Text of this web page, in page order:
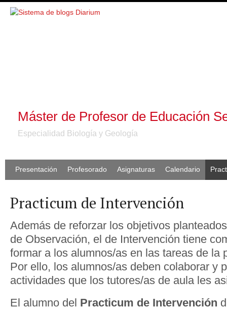
Máster de Profesor de Educación
Especialidad Biología y Geología
Presentación Profesorado Asignaturas Calendario
Practicum de Intervención
Además de reforzar los objetivos
de Observación, el de Intervención tiene
formar a los alumnos/as en las tareas de la
Por ello, los alumnos/as deben colaborar y
actividades que los tutores/as de aula les
El alumno del Practicum de Intervención